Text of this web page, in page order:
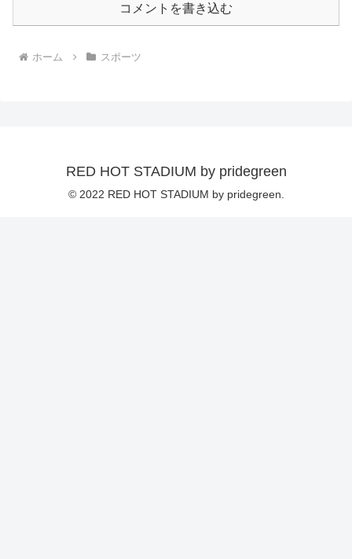
コメントを書き込む
ホーム スポーツ
RED HOT STADIUM by pridegreen
© 2022 RED HOT STADIUM by pridegreen.